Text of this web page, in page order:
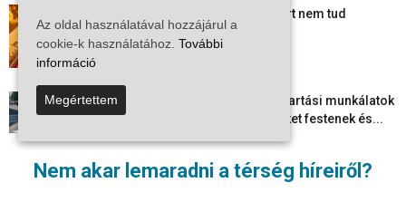
Nem akar lemaradni a térség híreiről?
Mi történik Európa felett? Ezért nem tud
szabadulni a kontinens a...
2026-08-05
Folyamatosak a nyári karbantartási munkálatok
Kiskőrösön – útburkolati jeleket festenek és...
2026-08-05
Az oldal használatával hozzájárul a
cookie-k használatához. További
információ
Megértettem